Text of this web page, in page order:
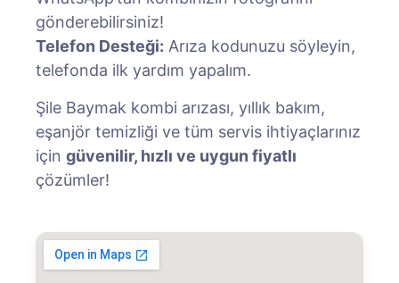
gönderebilirsiniz!
Telefon Desteği: Arıza kodunuzu söyleyin,
telefonda ilk yardım yapalım.
Şile Baymak kombi arızası, yıllık bakım,
eşanjör temizliği ve tüm servis ihtiyaçlarınız
için güvenilir, hızlı ve uygun fiyatlı
çözümler!